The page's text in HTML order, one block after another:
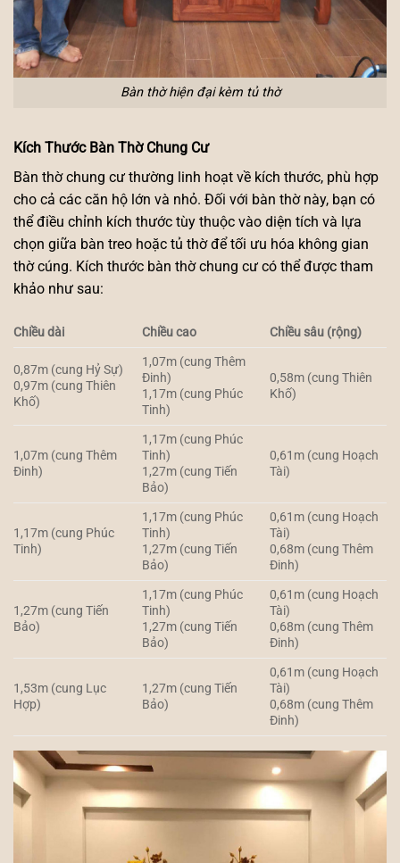
Bàn thờ hiện đại kèm tủ thờ
Kích Thước Bàn Thờ Chung Cư
Bàn thờ chung cư thường linh hoạt về kích thước, phù hợp
cho cả các căn hộ lớn và nhỏ. Đối với bàn thờ này, bạn có
thể điều chỉnh kích thước tùy thuộc vào diện tích và lựa
chọn giữa bàn treo hoặc tủ thờ để tối ưu hóa không gian
thờ cúng. Kích thước bàn thờ chung cư có thể được tham
khảo như sau:
Chiều dài Chiều cao Chiều sâu (rộng)
0,87m (cung Hỷ Sự)
0,97m (cung Thiên
Khố)
1,07m (cung Thêm
Đinh)
1,17m (cung Phúc
Tinh)
0,58m (cung Thiên
Khố)
1,07m (cung Thêm
Đinh)
1,17m (cung Phúc
Tinh)
1,27m (cung Tiến
Bảo)
0,61m (cung Hoạch
Tài)
1,17m (cung Phúc
Tinh)
1,17m (cung Phúc
Tinh)
1,27m (cung Tiến
Bảo)
0,61m (cung Hoạch
Tài)
0,68m (cung Thêm
Đinh)
1,27m (cung Tiến
Bảo)
1,17m (cung Phúc
Tinh)
1,27m (cung Tiến
Bảo)
0,61m (cung Hoạch
Tài)
0,68m (cung Thêm
Đinh)
1,53m (cung Lục
Hợp)
1,27m (cung Tiến
Bảo)
0,61m (cung Hoạch
Tài)
0,68m (cung Thêm
Đinh)